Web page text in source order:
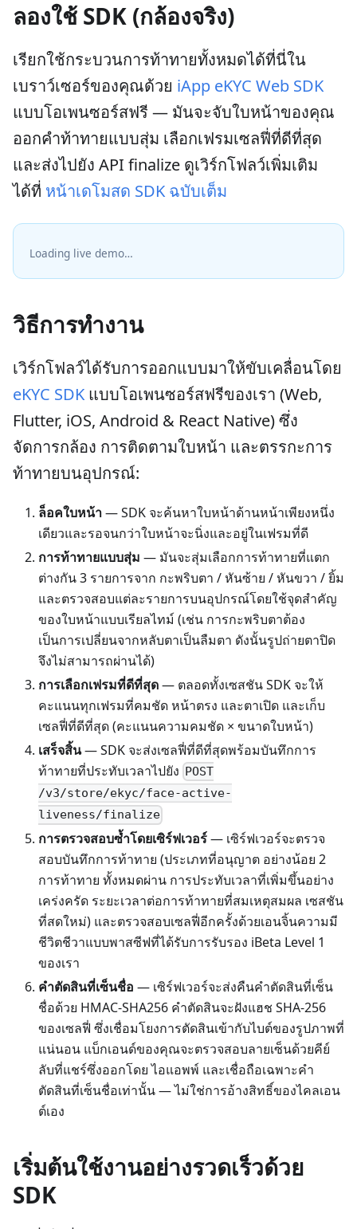
ลองใช้ SDK (กล้องจริง)
เรียกใช้กระบวนการท้าทายทั้งหมดได้ที่นี่ใน
เบราว์เซอร์ของคุณด้วย iApp eKYC Web SDK
แบบโอเพนซอร์สฟรี — มันจะจับใบหน้าของคุณ
ออกคำท้าทายแบบสุ่ม เลือกเฟรมเซลฟี่ที่ดีที่สุด
และส่งไปยัง API finalize ดูเวิร์กโฟลว์เพิ่มเติม
ได้ที่ หน้าเดโมสด SDK ฉบับเต็ม
Loading live demo…
วิธีการทำงาน
เวิร์กโฟลว์ได้รับการออกแบบมาให้ขับเคลื่อนโดย
eKYC SDK แบบโอเพนซอร์สฟรีของเรา (Web,
Flutter, iOS, Android & React Native) ซึ่ง
จัดการกล้อง การติดตามใบหน้า และตรรกะการ
ท้าทายบนอุปกรณ์:
ล็อคใบหน้า— SDK จะค้นหาใบหน้าด้านหน้าเพียงหนึ่ง
เดียวและรอจนกว่าใบหน้าจะนิ่งและอยู่ในเฟรมที่ดี
การท้าทายแบบสุ่ม — มันจะสุ่มเลือกการท้าทายที่แตก
ต่างกัน 3 รายการจาก กะพริบตา / หันซ้าย / หันขวา / ยิ้ม
และตรวจสอบแต่ละรายการบนอุปกรณ์โดยใช้จุดสำคัญ
ของใบหน้าแบบเรียลไทม์ (เช่น การกะพริบตาต้อง
เป็นการเปลี่ยนจากหลับตาเป็นลืมตา ดังนั้นรูปถ่ายตาปิด
จึงไม่สามารถผ่านได้)
การเลือกเฟรมที่ดีที่สุด— ตลอดทั้งเซสชัน SDK จะให้
คะแนนทุกเฟรมที่คมชัด หน้าตรง และตาเปิด และเก็บ
เซลฟี่ที่ดีที่สุด (คะแนนความคมชัด × ขนาดใบหน้า)
เสร็จสิ้น— SDK จะส่งเซลฟี่ที่ดีที่สุดพร้อมบันทึกการ
ท้าทายที่ประทับเวลาไปยัง POST
/v3/store/ekyc/face-active-
liveness/finalize
การตรวจสอบซ้ำโดยเซิร์ฟเวอร์— เซิร์ฟเวอร์จะตรวจ
สอบบันทึกการท้าทาย (ประเภทที่อนุญาต อย่างน้อย 2
การท้าทาย ทั้งหมดผ่าน การประทับเวลาที่เพิ่มขึ้นอย่าง
เคร่งครัด ระยะเวลาต่อการท้าทายที่สมเหตุสมผล เซสชัน
ที่สดใหม่) และตรวจสอบเซลฟี่อีกครั้งด้วยเอนจิ้นความมี
ชีวิตชีวาแบบพาสซีฟที่ได้รับการรับรอง iBeta Level 1
ของเรา
คำตัดสินที่เซ็นชื่อ — เซิร์ฟเวอร์จะส่งคืนคำตัดสินที่เซ็น
ชื่อด้วย HMAC-SHA256 คำตัดสินจะฝังแฮช SHA-256
ของเซลฟี่ ซึ่งเชื่อมโยงการตัดสินเข้ากับไบต์ของรูปภาพที่
แน่นอน แบ็กเอนด์ของคุณจะตรวจสอบลายเซ็นด้วยคีย์
ลับที่แชร์ซึ่งออกโดย ไอแอพพ์ และเชื่อถือเฉพาะคำ
ตัดสินที่เซ็นชื่อเท่านั้น — ไม่ใช่การอ้างสิทธิ์ของไคลเอน
ต์เอง
เริ่มต้นใช้งานอย่างรวดเร็วด้วย
SDK